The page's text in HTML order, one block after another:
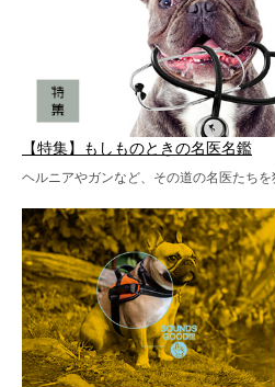
【特集】もしものときの名医名鑑
ヘルニアやガンなど、その道の名医たちを